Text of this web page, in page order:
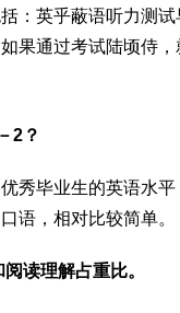
：英乎蔽语听力测
果通过考试陆顷侍，
2？
秀毕业生的英语水
语，相对比较简单。
读理解占重比。